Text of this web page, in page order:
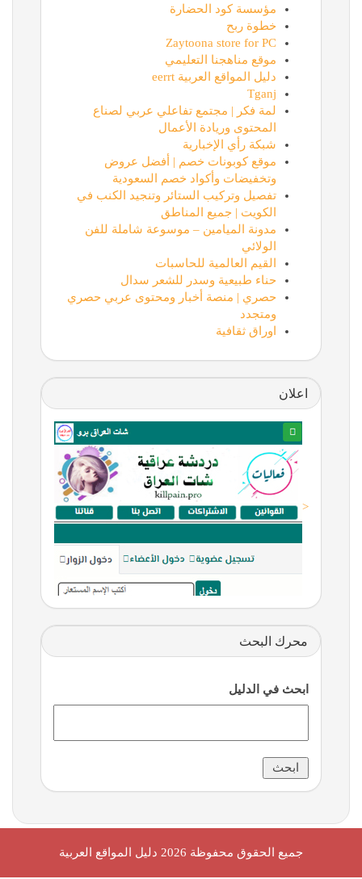
مؤسسة كود الحضارة
خطوة ربح
Zaytoona store for PC
موقع مناهجنا التعليمي
دليل المواقع العربية eerrt
Tganj
لمة فكر | مجتمع تفاعلي عربي لصناع
المحتوى وريادة الأعمال
شبكة رأي الإخبارية
موقع كوبونات خصم | أفضل عروض
وتخفيضات وأكواد خصم السعودية
تفصيل وتركيب الستائر وتنجيد الكنب في
الكويت | جميع المناطق
مدونة الميامين – موسوعة شاملة للفن
الولائي
القيم العالمية للحاسبات
حناء طبيعية وسدر للشعر سدال
حصري | منصة أخبار ومحتوى عربي حصري
ومتجدد
اوراق ثقافية
اعلان
<
محرك البحث
ابحث في الدليل
جميع الحقوق محفوظة 2026 دليل المواقع العربية